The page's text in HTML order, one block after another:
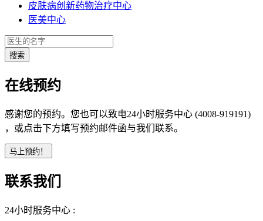
皮肤病创新药物治疗中心
医美中心
在线预约
感谢您的预约。您也可以致电24小时服务中心 (4008-919191)
，或点击下方填写预约邮件函与我们联系。
联系我们
24小时服务中心 :